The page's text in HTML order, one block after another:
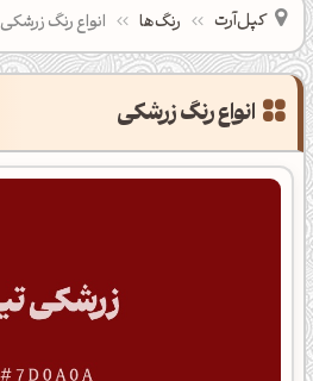
کپل‌آرت رنگ‌ها انواع رنگ زرشکی